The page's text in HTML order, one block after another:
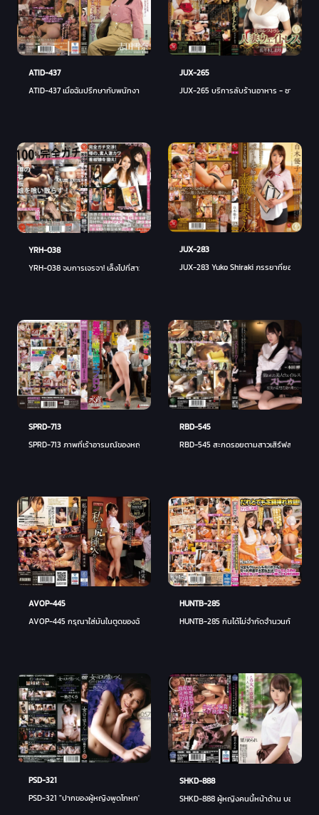
ATID-437
ATID-437 เมื่อฉันปรึกษากับพนักงานพาร์ทไทม์ คุณคาวาคามิ เรื่องที่ฉันถูกข่มขืนโดยลุงที่แก่
JUX-265
JUX-265 บริการลับร้านอาหาร - ซาซากิ ชิโ
YRH-038
YRH-038 จบการเจรจา! เล็งไปที่สาวป้ายมือสมัครเล่น geki Kawa! เล่มที่ 10
JUX-283
JUX-283 Yuko Shiraki ภรรยาที่ยอดเยี่ยม
SPRD-713
SPRD-713 ภาพที่เร้าอารมณ์ของหญิงที่แต่งงานแล้วที่ใช้งานได้ยอดเยี่ยมเลื่อนเจ้าของสา
RBD-545
RBD-545 สะกดรอยตามสาวเสิร์ฟสาวงาม
AVOP-445
AVOP-445 กรุณาใส่มันในตูดของฉัน-Minori Kawana - มิโนริ คาวานา
HUNTB-285
HUNTB-285 กินได้ไม่จำกัดจำนวนกับใคร
PSD-321
PSD-321 "ปากของผู้หญิงพูดโกหก" Bitch ANTHOLOGY #057 Sakura Isshiki - อิชิกิ ซากุ
SHKD-888
SHKD-888 ผู้หญิงคนนี้หน้าด้าน บอกฉันที เ